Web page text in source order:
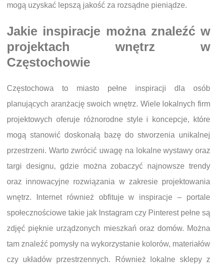
mogą uzyskać lepszą jakość za rozsądne pieniądze.
Jakie inspiracje można znaleźć w
projektach wnętrz w
Częstochowie
Częstochowa to miasto pełne inspiracji dla osób
planujących aranżację swoich wnętrz. Wiele lokalnych firm
projektowych oferuje różnorodne style i koncepcje, które
mogą stanowić doskonałą bazę do stworzenia unikalnej
przestrzeni. Warto zwrócić uwagę na lokalne wystawy oraz
targi designu, gdzie można zobaczyć najnowsze trendy
oraz innowacyjne rozwiązania w zakresie projektowania
wnętrz. Internet również obfituje w inspiracje – portale
społecznościowe takie jak Instagram czy Pinterest pełne są
zdjęć pięknie urządzonych mieszkań oraz domów. Można
tam znaleźć pomysły na wykorzystanie kolorów, materiałów
czy układów przestrzennych. Również lokalne sklepy z